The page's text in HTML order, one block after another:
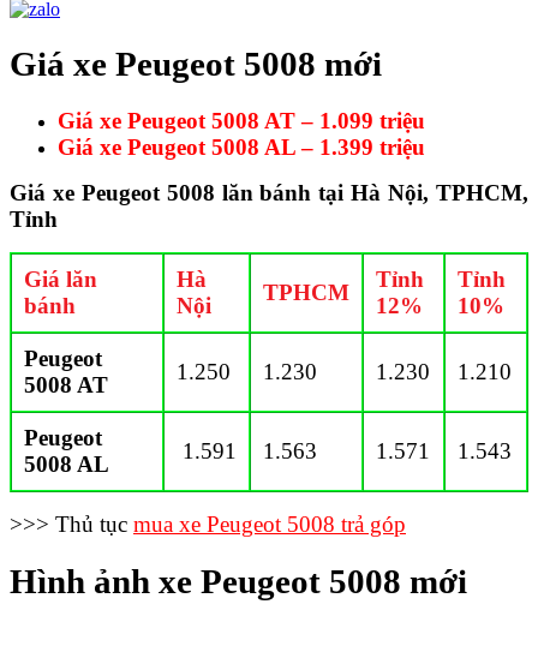
Giá xe Peugeot 5008 mới
Giá xe Peugeot 5008 AT – 1.099 triệu
Giá xe Peugeot 5008 AL – 1.399 triệu
Giá xe Peugeot 5008 lăn bánh tại Hà Nội, TPHCM,
Tỉnh
Giá lăn
bánh
Hà
Nội
TPHCM
Tỉnh
12%
Tỉnh
10%
Peugeot
5008 AT
1.250 1.230 1.230 1.210
Peugeot
5008 AL
1.591 1.563 1.571 1.543
>>> Thủ tục mua xe Peugeot 5008 trả góp
Hình ảnh xe Peugeot 5008 mới